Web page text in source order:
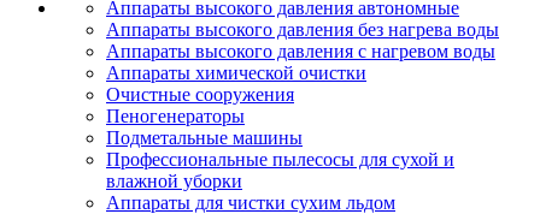
Аппараты высокого давления автономные
Аппараты высокого давления без нагрева воды
Аппараты высокого давления с нагревом воды
Аппараты химической очистки
Очистные сооружения
Пеногенераторы
Подметальные машины
Профессиональные пылесосы для сухой и
влажной уборки
Аппараты для чистки сухим льдом